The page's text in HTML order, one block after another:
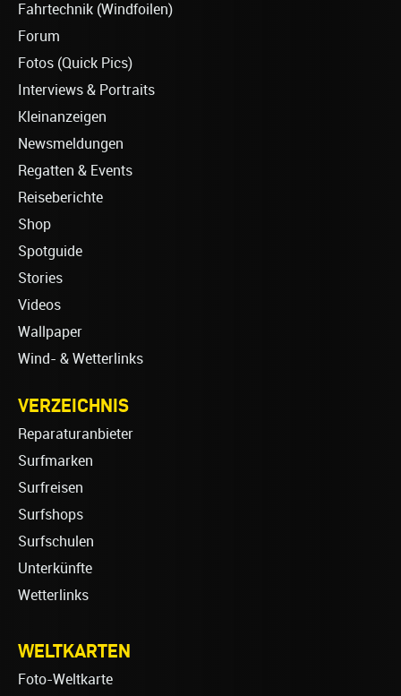
Fahrtechnik (Windfoilen)
Forum
Fotos (Quick Pics)
Interviews & Portraits
Kleinanzeigen
Newsmeldungen
Regatten & Events
Reiseberichte
Shop
Spotguide
Stories
Videos
Wallpaper
Wind- & Wetterlinks
VERZEICHNIS
Reparaturanbieter
Surfmarken
Surfreisen
Surfshops
Surfschulen
Unterkünfte
Wetterlinks
WELTKARTEN
Foto-Weltkarte